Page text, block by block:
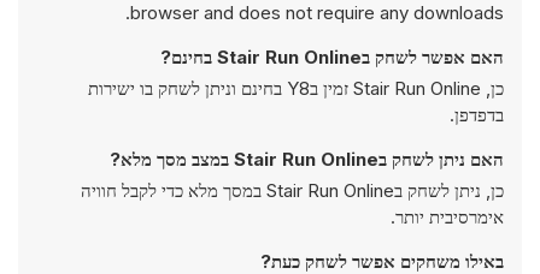
browser and does not require any downloads.
האם אפשר לשחק בStair Run Online בחינם?
כן, Stair Run Online זמין בY8 בחינם וניתן לשחק בו ישירות
בדפדפן.
האם ניתן לשחק בStair Run Online במצב מסך מלא?
כן, ניתן לשחק בStair Run Online במסך מלא כדי לקבל חוויה
אימרסיבית יותר.
באילו משחקים אפשר לשחק כעת?